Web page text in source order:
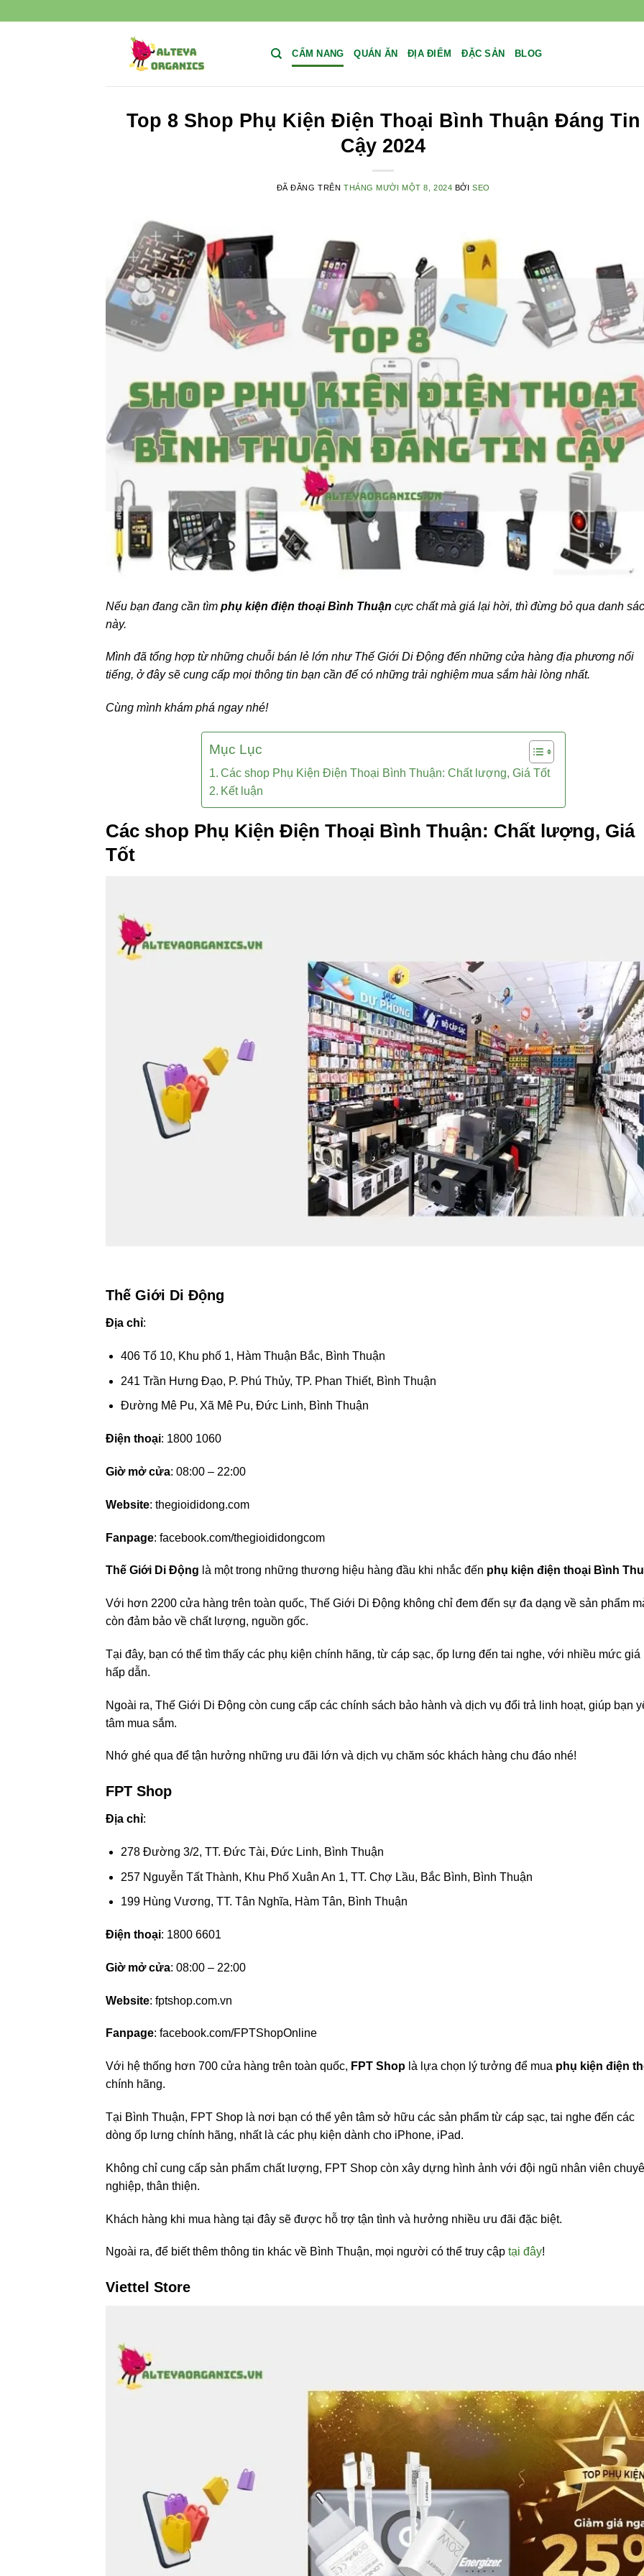
CẨM NANG QUÁN ĂN ĐỊA ĐIỂM ĐẶC SẢN BLOG
Top 8 Shop Phụ Kiện Điện Thoại Bình Thuận Đáng Tin
Cậy 2024
ĐÃ ĐĂNG TRÊN THÁNG MƯỜI MỘT 8, 2024 BỞISEO
Nếu bạn đang cần tìm phụ kiện điện thoại Bình Thuận cực chất mà giá lại hời, thì đừng bỏ qua danh
này.
Mình đã tổng hợp từ những chuỗi bán lẻ lớn như Thế Giới Di Động đến những cửa hàng địa phương nổi
tiếng, ở đây sẽ cung cấp mọi thông tin bạn cần để có những trải nghiệm mua sắm hài lòng nhất.
Cùng mình khám phá ngay nhé!
Mục Lục
Các shop Phụ Kiện Điện Thoại Bình Thuận: Chất lượng, Giá Tốt
Kết luận
Các shop Phụ Kiện Điện Thoại Bình Thuận: Chất lượng, Giá
Tốt
Thế Giới Di Động
Địa chỉ:
406 Tổ 10, Khu phố 1, Hàm Thuận Bắc, Bình Thuận
241 Trần Hưng Đạo, P. Phú Thủy, TP. Phan Thiết, Bình Thuận
Đường Mê Pu, Xã Mê Pu, Đức Linh, Bình Thuận
Điện thoại: 1800 1060
Giờ mở cửa: 08:00 – 22:00
Website: thegioididong.com
Fanpage: facebook.com/thegioididongcom
Thế Giới Di Động là một trong những thương hiệu hàng đầu khi nhắc đến phụ kiện điện thoại Bình
Với hơn 2200 cửa hàng trên toàn quốc, Thế Giới Di Động không chỉ đem đến sự đa dạng về sản phẩm
còn đảm bảo về chất lượng, nguồn gốc.
Tại đây, bạn có thể tìm thấy các phụ kiện chính hãng, từ cáp sạc, ốp lưng đến tai nghe, với nhiều mức giá
hấp dẫn.
Ngoài ra, Thế Giới Di Động còn cung cấp các chính sách bảo hành và dịch vụ đổi trả linh hoạt, giúp bạn
tâm mua sắm.
Nhớ ghé qua để tận hưởng những ưu đãi lớn và dịch vụ chăm sóc khách hàng chu đáo nhé!
FPT Shop
Địa chỉ:
278 Đường 3/2, TT. Đức Tài, Đức Linh, Bình Thuận
257 Nguyễn Tất Thành, Khu Phố Xuân An 1, TT. Chợ Lầu, Bắc Bình, Bình Thuận
199 Hùng Vương, TT. Tân Nghĩa, Hàm Tân, Bình Thuận
Điện thoại: 1800 6601
Giờ mở cửa: 08:00 – 22:00
Website: fptshop.com.vn
Fanpage: facebook.com/FPTShopOnline
Với hệ thống hơn 700 cửa hàng trên toàn quốc, FPT Shop là lựa chọn lý tưởng để mua phụ kiện điện
chính hãng.
Tại Bình Thuận, FPT Shop là nơi bạn có thể yên tâm sở hữu các sản phẩm từ cáp sạc, tai nghe đến các
dòng ốp lưng chính hãng, nhất là các phụ kiện dành cho iPhone, iPad.
Không chỉ cung cấp sản phẩm chất lượng, FPT Shop còn xây dựng hình ảnh với đội ngũ nhân viên
nghiệp, thân thiện.
Khách hàng khi mua hàng tại đây sẽ được hỗ trợ tận tình và hưởng nhiều ưu đãi đặc biệt.
Ngoài ra, để biết thêm thông tin khác về Bình Thuận, mọi người có thể truy cập tại đây!
Viettel Store